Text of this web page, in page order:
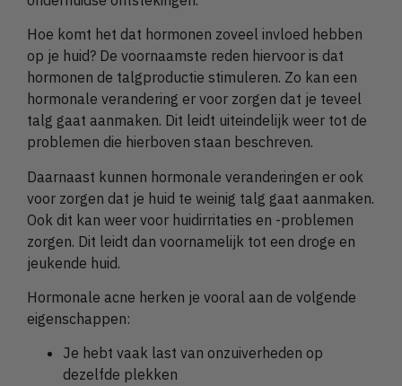
Hoe komt het dat hormonen zoveel invloed hebben
op je huid? De voornaamste reden hiervoor is dat
hormonen de talgproductie stimuleren. Zo kan een
hormonale verandering er voor zorgen dat je teveel
talg gaat aanmaken. Dit leidt uiteindelijk weer tot de
problemen die hierboven staan beschreven.
Daarnaast kunnen hormonale veranderingen er ook
voor zorgen dat je huid te weinig talg gaat aanmaken.
Ook dit kan weer voor huidirritaties en -problemen
zorgen. Dit leidt dan voornamelijk tot een droge en
jeukende huid.
Hormonale acne herken je vooral aan de volgende
eigenschappen:
Je hebt vaak last van onzuiverheden op
dezelfde plekken